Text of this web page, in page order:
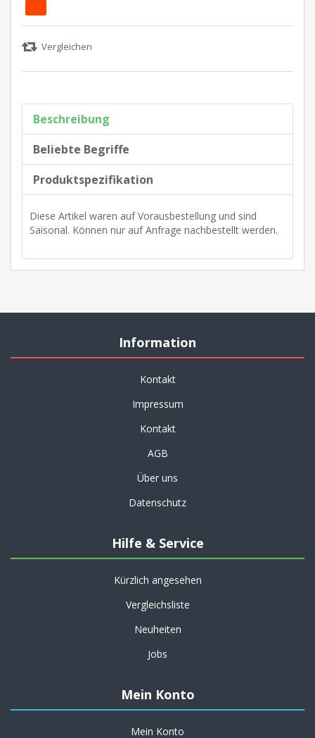
Beschreibung
Beliebte Begriffe
Produktspezifikation
Diese Artikel waren auf Vorausbestellung und sind
Saisonal. Können nur auf Anfrage nachbestellt werden.
Information
Kontakt
Impressum
Kontakt
AGB
Über uns
Datenschutz
Hilfe & Service
Kürzlich angesehen
Vergleichsliste
Neuheiten
Jobs
Mein Konto
Mein Konto